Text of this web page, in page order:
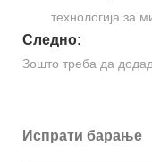
технологија за
Следно:
Зошто треба да
Испрати барање